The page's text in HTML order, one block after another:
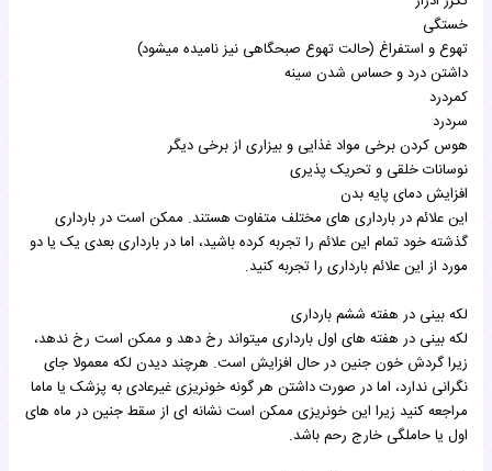
خستگی
تهوع و استفراغ (حالت تهوع صبحگاهی نیز نامیده میشود)
داشتن درد و حساس شدن سینه
کمردرد
سردرد
هوس کردن برخی مواد غذایی و بیزاری از برخی دیگر
نوسانات خلقی و تحریک پذیری
افزایش دمای پایه بدن
این علائم در بارداری های مختلف متفاوت هستند. ممکن است در بارداری
گذشته خود تمام این علائم را تجربه کرده باشید، اما در بارداری بعدی یک یا دو
مورد از این علائم بارداری را تجربه کنید.
لکه بینی در هفته ششم بارداری
لکه بینی در هفته های اول بارداری میتواند رخ دهد و ممکن است رخ ندهد،
زیرا گردش خون جنین در حال افزایش است. هرچند دیدن لکه معمولا جای
نگرانی ندارد، اما در صورت داشتن هر گونه خونریزی غیرعادی به پزشک یا ماما
مراجعه کنید زیرا این خونریزی ممکن است نشانه ای از سقط جنین در ماه های
اول یا حاملگی خارج رحم باشد.